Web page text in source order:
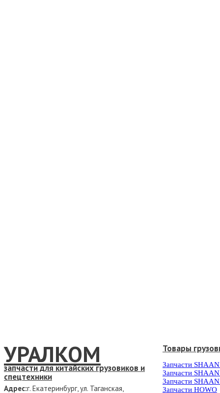
УРАЛКОМ
запчасти для китайских грузовиков и
спецтехники
Адрес:г. Екатеринбург, ул. Таганская,
Товары
Запчасти
Запчасти
Запчасти
Запчасти HOWO